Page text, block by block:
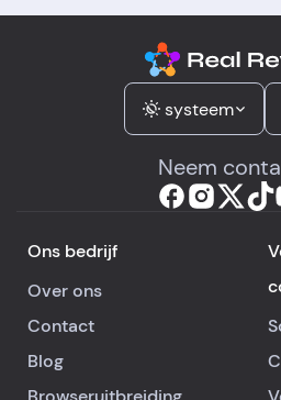
systeem
Neem
Ons bedrijf
Over ons
Contact
Blog